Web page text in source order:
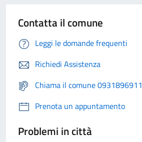
Contatta il comune
Leggi le domande frequenti
Richiedi Assistenza
Chiama il comune 0931896911
Prenota un appuntamento
Problemi in città